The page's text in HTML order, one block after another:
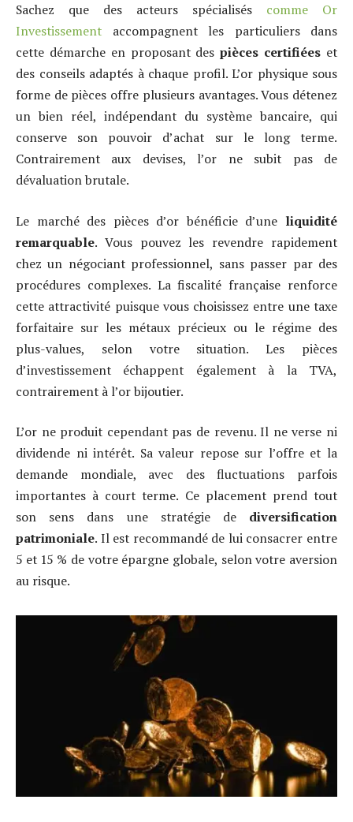
Sachez que des acteurs spécialisés comme Or
Investissement accompagnent les particuliers dans
cette démarche en proposant des pièces certifiées et
des conseils adaptés à chaque profil. L’or physique sous
forme de pièces offre plusieurs avantages. Vous détenez
un bien réel, indépendant du système bancaire, qui
conserve son pouvoir d’achat sur le long terme.
Contrairement aux devises, l’or ne subit pas de
dévaluation brutale.
Le marché des pièces d’or bénéficie d’une liquidité
remarquable. Vous pouvez les revendre rapidement
chez un négociant professionnel, sans passer par des
procédures complexes. La fiscalité française renforce
cette attractivité puisque vous choisissez entre une taxe
forfaitaire sur les métaux précieux ou le régime des
plus-values, selon votre situation. Les pièces
d’investissement échappent également à la TVA,
contrairement à l’or bijoutier.
L’or ne produit cependant pas de revenu. Il ne verse ni
dividende ni intérêt. Sa valeur repose sur l’offre et la
demande mondiale, avec des fluctuations parfois
importantes à court terme. Ce placement prend tout
son sens dans une stratégie de diversification
patrimoniale. Il est recommandé de lui consacrer entre
5 et 15 % de votre épargne globale, selon votre aversion
au risque.